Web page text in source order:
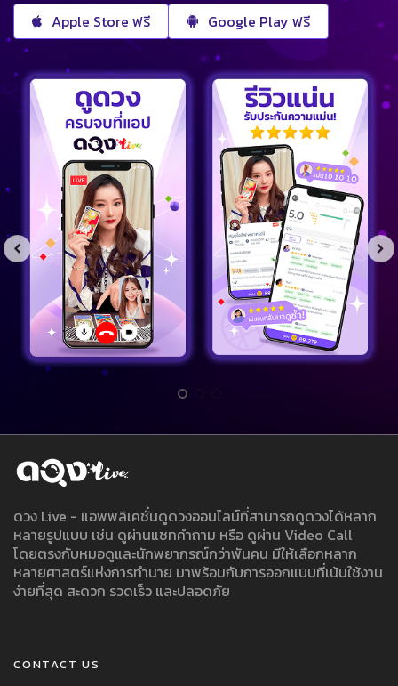
Apple Store ฟรี Google Play ฟรี
ดวง Live - แอพพลิเคชั่นดูดวงออนไลน์ที่สามารถดูดวงได้หลาก
หลายรูปแบบ เช่น ดูผ่านแชทคำถาม หรือ ดูผ่าน Video Call
โดยตรงกับหมอดูและนักพยากรณ์กว่าพันคน มีให้เลือกหลาก
หลายศาสตร์แห่งการทำนาย มาพร้อมกับการออกแบบที่เน้นใช้งาน
ง่ายที่สุด สะดวก รวดเร็ว และปลอดภัย
CONTACT US